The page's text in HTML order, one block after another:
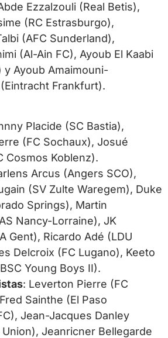
Ezzalzouli (Real Betis),
(RC Estrasburgo),
(AFC Sunderland),
(Al-Ain FC), Ayoub El Kaabi
y Ayoub Amaimouni-
Frankfurt).
Placide (SC Bastia),
(FC Sochaux), Josué
Cosmos Koblenz).
Arcus (Angers SCO),
(SV Zulte Waregem), Duke
Springs), Martin
Nancy-Lorraine), JK
Gent), Ricardo Adé (LDU
Delcroix (FC Lugano), Keeto
Young Boys II).
: Leverton Pierre (FC
Sainthe (El Paso
Jean-Jacques Danley
Union), Jeanricner Bellegarde